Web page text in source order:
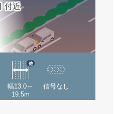
付近
幅13.0～
19.5m
他
信号なし